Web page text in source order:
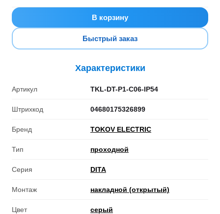
В корзину
Быстрый заказ
Характеристики
Артикул TKL-DT-P1-C06-IP54
Штрихкод 04680175326899
Бренд TOKOV ELECTRIC
Тип проходной
Серия DITA
Монтаж накладной (открытый)
Цвет серый